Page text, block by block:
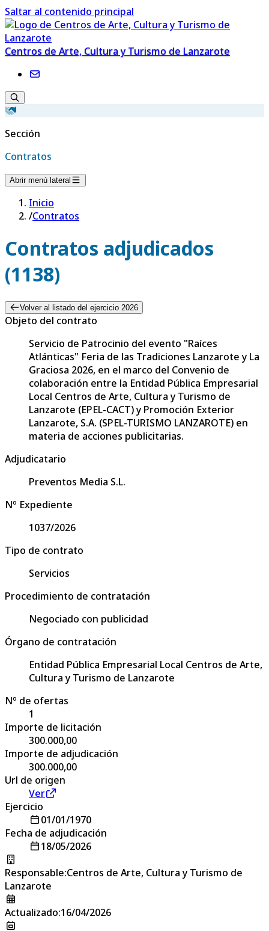
Saltar al contenido principal
Centros de Arte, Cultura y Turismo de Lanzarote
Sección
Contratos
Abrir menú lateral
Inicio
/Contratos
Contratos adjudicados
(1138)
Volver al listado del ejercicio 2026
Objeto del contrato
Servicio de Patrocinio del evento "Raíces
Atlánticas" Feria de las Tradiciones Lanzarote y La
Graciosa 2026, en el marco del Convenio de
colaboración entre la Entidad Pública Empresarial
Local Centros de Arte, Cultura y Turismo de
Lanzarote (EPEL-CACT) y Promoción Exterior
Lanzarote, S.A. (SPEL-TURISMO LANZAROTE) en
materia de acciones publicitarias.
Adjudicatario
Preventos Media S.L.
Nº Expediente
1037/2026
Tipo de contrato
Servicios
Procedimiento de contratación
Negociado con publicidad
Órgano de contratación
Entidad Pública Empresarial Local Centros de Arte,
Cultura y Turismo de Lanzarote
Nº de ofertas
1
Importe de licitación
300.000,00
Importe de adjudicación
300.000,00
Url de origen
Ver
Ejercicio
01/01/1970
Fecha de adjudicación
18/05/2026
Responsable:Centros de Arte, Cultura y Turismo de
Lanzarote
Actualizado:16/04/2026